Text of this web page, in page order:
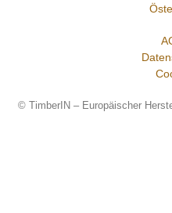
© TimberIN – Europäischer